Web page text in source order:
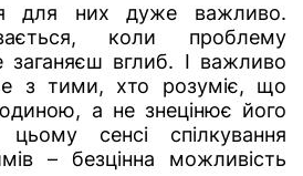
для них дуже важливо.
коли проблему
вглиб. І важливо
з тими, хто розуміє, що
а не знецінює його
сенсі спілкування
– безцінна можливість